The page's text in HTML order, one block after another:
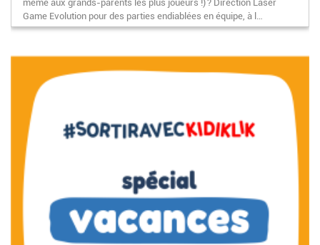
même aux grands-parents les plus joueurs !) ? Direction Laser
Game Evolution pour des parties endiablées en équipe, à l…